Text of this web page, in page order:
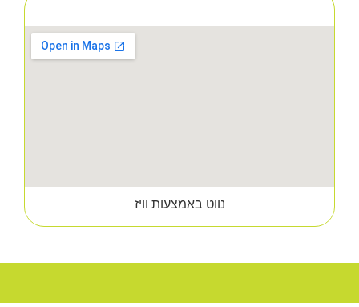
נווט באמצעות וויז